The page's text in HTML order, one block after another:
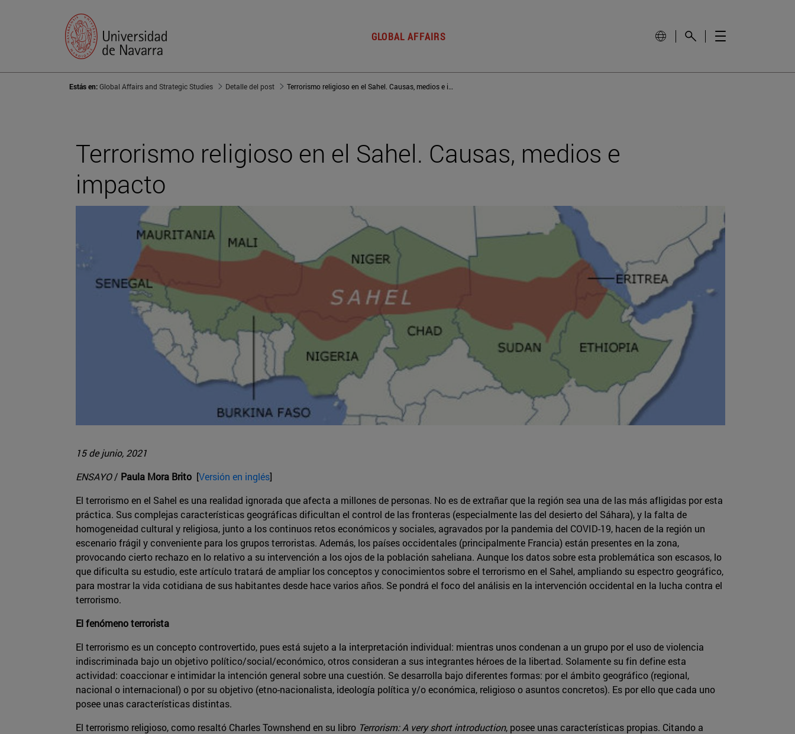
GLOBAL AFFAIRS
Estás en:Global Affairs and Strategic Studies Detalle del post Terrorismo religioso en el Sahel. Causas, medios e impacto
Terrorismo religioso en el Sahel. Causas, medios e
impacto
15 de junio, 2021
ENSAYO/ Paula Mora Brito [Versión en inglés]
El terrorismo en el Sahel es una realidad ignorada que afecta a millones de personas. No es de extrañar que la región sea una de las más afligidas por esta
práctica. Sus complejas características geográficas dificultan el control de las fronteras (especialmente las del desierto del Sáhara), y la falta de
homogeneidad cultural y religiosa, junto a los continuos retos económicos y sociales, agravados por la pandemia del COVID-19, hacen de la región un
escenario frágil y conveniente para los grupos terroristas. Además, los países occidentales (principalmente Francia) están presentes en la zona,
provocando cierto rechazo en lo relativo a su intervención a los ojos de la población saheliana. Aunque los datos sobre esta problemática son escasos, lo
que dificulta su estudio, este artículo tratará de ampliar los conceptos y conocimientos sobre el terrorismo en el Sahel, ampliando su espectro geográfico,
para mostrar la vida cotidiana de sus habitantes desde hace varios años. Se pondrá el foco del análisis en la intervención occidental en la lucha contra el
terrorismo.
El fenómeno terrorista
El terrorismo es un concepto controvertido, pues está sujeto a la interpretación individual: mientras unos condenan a un grupo por el uso de violencia
indiscriminada bajo un objetivo político/social/económico, otros consideran a sus integrantes héroes de la libertad. Solamente su fin define esta
actividad: coaccionar e intimidar la intención general sobre una cuestión. Se desarrolla bajo diferentes formas: por el ámbito geográfico (regional,
nacional o internacional) o por su objetivo (etno-nacionalista, ideología política y/o económica, religioso o asuntos concretos). Es por ello que cada uno
posee unas características distintas.
El terrorismo religioso, como resaltó Charles Townshend en su libro Terrorism: A very short introduction, posee unas características propias. Citando a